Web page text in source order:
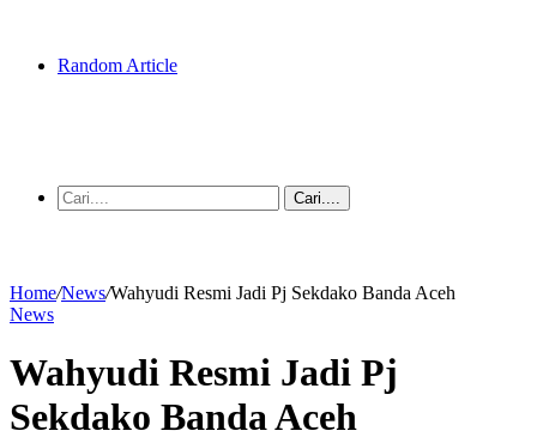
Random Article
Cari....
Home/News/Wahyudi Resmi Jadi Pj Sekdako Banda Aceh
News
Wahyudi Resmi Jadi Pj
Sekdako Banda Aceh